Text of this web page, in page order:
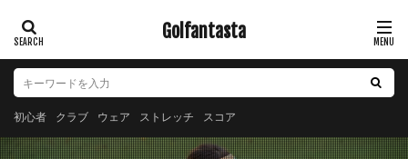
Golfantasta
初心者 クラブ ウェア ストレッチ スコア